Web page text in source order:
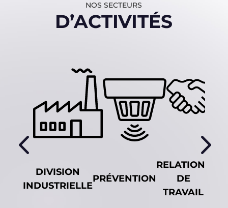
NOS SECTEURS
D’ACTIVITÉS
DIVISION
INDUSTRIELLE
PRÉVENTION
RELATIONS
DE
TRAVAIL